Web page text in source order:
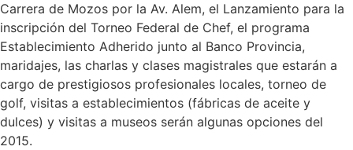
Carrera de Mozos por la Av. Alem, el Lanzamiento para la
inscripción del Torneo Federal de Chef, el programa
Establecimiento Adherido junto al Banco Provincia,
maridajes, las charlas y clases magistrales que estarán a
cargo de prestigiosos profesionales locales, torneo de
golf, visitas a establecimientos (fábricas de aceite y
dulces) y visitas a museos serán algunas opciones del
2015.